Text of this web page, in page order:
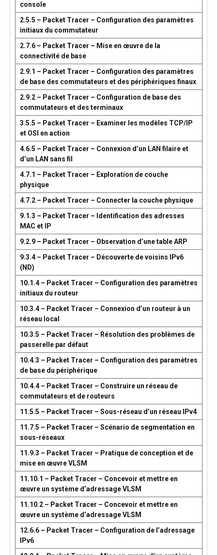
console
2.5.5 – Packet Tracer – Configuration des paramètres
initiaux du commutateur
2.7.6 – Packet Tracer – Mise en œuvre de la
connectivité de base
2.9.1 – Packet Tracer – Configuration des paramètres
de base des commutateurs et des périphériques finaux
2.9.2 – Packet Tracer – Configuration de base des
commutateurs et des terminaux
3.5.5 – Packet Tracer – Examiner les modèles TCP/IP
et OSI en action
4.6.5 – Packet Tracer – Connexion d’un LAN filaire et
d’un LAN sans fil
4.7.1 – Packet Tracer – Exploration de couche
physique
4.7.2 – Packet Tracer – Connecter la couche physique
9.1.3 – Packet Tracer – Identification des adresses
MAC et IP
9.2.9 – Packet Tracer – Observation d’une table ARP
9.3.4 – Packet Tracer – Découverte de voisins IPv6
(ND)
10.1.4 – Packet Tracer – Configuration des paramètres
initiaux du routeur
10.3.4 – Packet Tracer – Connexion d’un routeur à un
réseau local
10.3.5 – Packet Tracer – Résolution des problèmes de
passerelle par défaut
10.4.3 – Packet Tracer – Configuration des paramètres
de base du périphérique
10.4.4 – Packet Tracer – Construire un réseau de
commutateurs et de routeurs
11.5.5 – Packet Tracer – Sous-réseau d’un réseau IPv4
11.7.5 – Packet Tracer – Scénario de segmentation en
sous-réseaux
11.9.3 – Packet Tracer – Pratique de conception et de
mise en œuvre VLSM
11.10.1 – Packet Tracer – Concevoir et mettre en
œuvre un système d’adressage VLSM
11.10.2 – Packet Tracer – Concevoir et mettre en
œuvre un système d’adressage VLSM
12.6.6 – Packet Tracer – Configuration de l’adressage
IPv6